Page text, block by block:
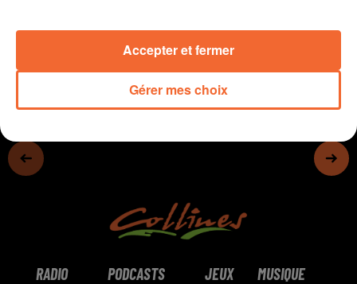
0:00 14 min 16 sec
RADIO PODCASTS JEUX MUSIQUE
Gérer mes choix
Accepter et fermer